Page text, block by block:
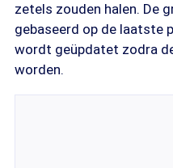
zetels zouden halen. De
gebaseerd op de laatste
wordt geüpdatet zodra
worden.